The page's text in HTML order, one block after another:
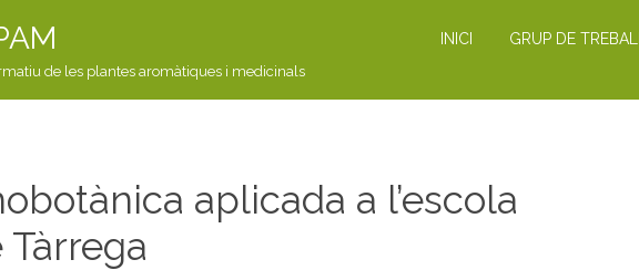
de les plantes aromàtiques i medicinals
INICI GRUP DE TREBALL
aplicada a l’escola